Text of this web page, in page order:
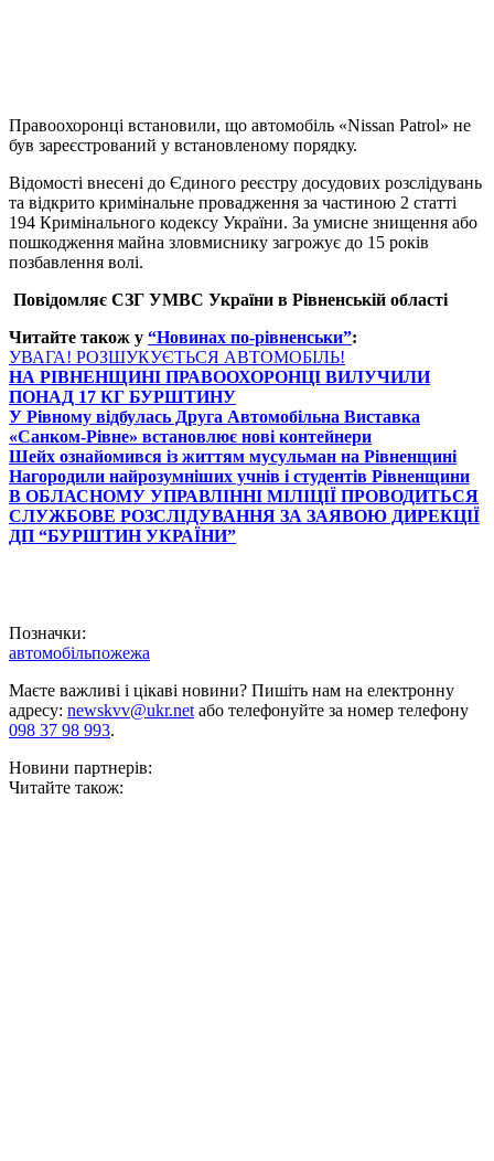
Правоохоронці встановили, що автомобіль «Nissan Patrol» не
був зареєстрований у встановленому порядку.
Відомості внесені до Єдиного реєстру досудових розслідувань
та відкрито кримінальне провадження за частиною 2 статті
194 Кримінального кодексу України. За умисне знищення або
пошкодження майна зловмиснику загрожує до 15 років
позбавлення волі.
Повідомляє СЗГ УМВС України в Рівненській області
Читайте також у “Новинах по-рівненськи”:
УВАГА! РОЗШУКУЄТЬСЯ АВТОМОБІЛЬ!
НА РІВНЕНЩИНІ ПРАВООХОРОНЦІ ВИЛУЧИЛИ
ПОНАД 17 КГ БУРШТИНУ
У Рівному відбулась Друга Автомобільна Виставка
«Санком-Рівне» встановлює нові контейнери
Шейх ознайомився із життям мусульман на Рівненщині
Нагородили найрозумніших учнів і студентів Рівненщини
В ОБЛАСНОМУ УПРАВЛІННІ МІЛІЦІЇ ПРОВОДИТЬСЯ
СЛУЖБОВЕ РОЗСЛІДУВАННЯ ЗА ЗАЯВОЮ ДИРЕКЦІЇ
ДП “БУРШТИН УКРАЇНИ”
Позначки:
автомобільпожежа
Маєте важливі і цікаві новини? Пишіть нам на електронну
адресу: newskvv@ukr.netабо телефонуйте за номер телефону
098 37 98 993.
Новини партнерів:
Читайте також: